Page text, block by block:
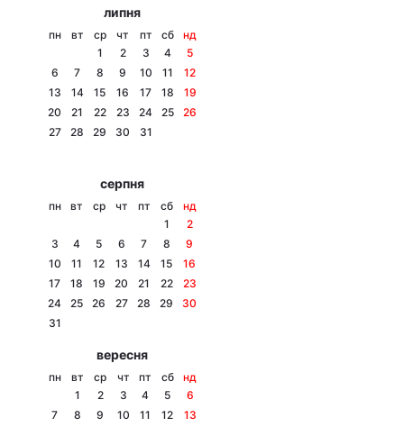
Інтерв'ю
Архів
Тема оформлення
липня
пн вт ср чт пт сб
нд
1
2 3 4
5
6
7 8 9 10 11
12
13
14 15 16 17 18
19
20
21 22 23 24 25
26
27
28 29 30 31
серпня
пн вт ср чт пт сб
нд
1
2
3
4 5 6 7 8
9
10
11 12 13 14 15
16
17
18 19 20 21 22
23
24
25 26 27 28 29
30
31
вересня
пн вт ср чт пт сб
нд
1
2 3 4 5
6
7
8 9 10 11 12
13